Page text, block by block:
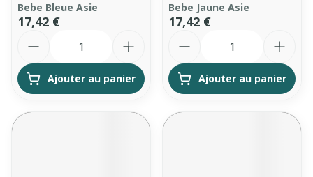
Bebe Bleue Asie
17,42 €
Ajouter au panier
Bebe Jaune Asie
17,42 €
Ajouter au panier